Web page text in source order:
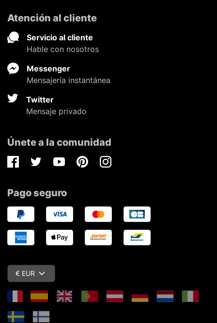
Atención al cliente
Servicio al cliente
Hable con nosotros
Messenger
Mensajería instantánea
Twitter
Mensaje privado
Únete a la comunidad
FacebookTwitterYoutubePinterestInstagram
Pago seguro
€ EUR